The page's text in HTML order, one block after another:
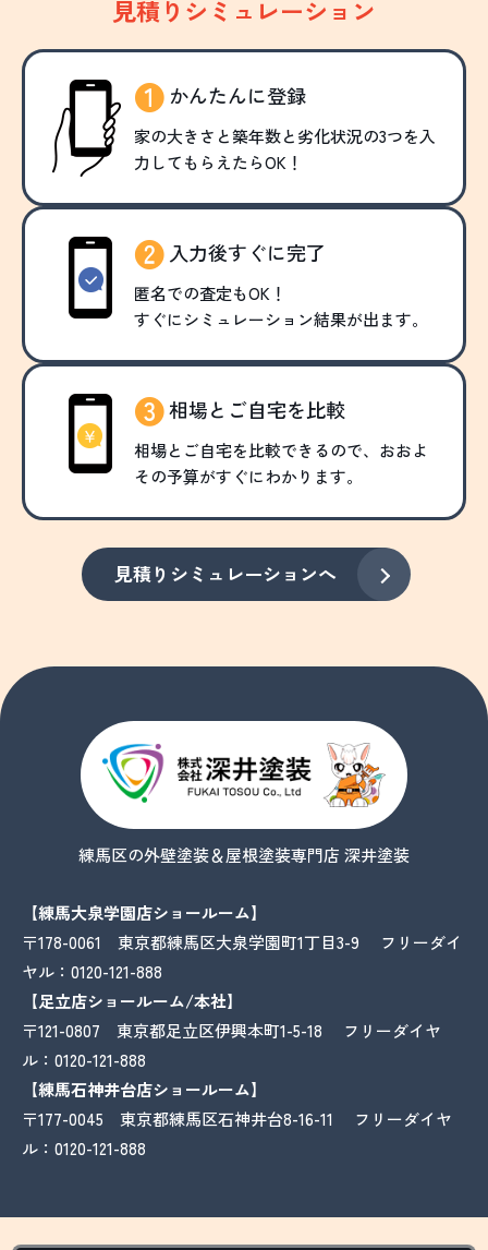
見積りシミュレーション
かんたんに登録
家の大きさと築年数と劣化状況の3つを入
力してもらえたらOK！
入力後すぐに完了
匿名での査定もOK！
すぐにシミュレーション結果が出ます。
相場とご自宅を比較
相場とご自宅を比較できるので、おおよ
その予算がすぐにわかります。
見積りシミュレーションへ
練馬区の外壁塗装＆屋根塗装専門店 深井塗装
【練馬大泉学園店ショールーム】
〒178-0061 東京都練馬区大泉学園町1丁目3-9 フリーダイ
ヤル： 0120-121-888
【足立店ショールーム/本社】
〒121-0807 東京都足立区伊興本町1-5-18 フリーダイヤ
ル： 0120-121-888
【練馬石神井台店ショールーム】
〒177-0045 東京都練馬区石神井台8-16-11 フリーダイヤ
ル： 0120-121-888